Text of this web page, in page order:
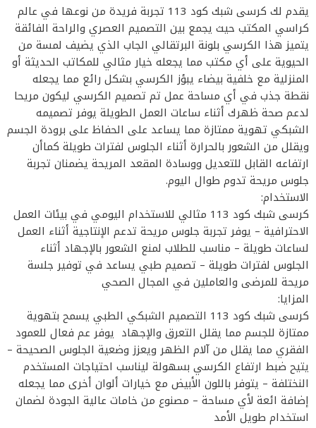
يقدم لك كرسى شبك كود 113 تجربة فريدة من نوعها في عالم
كراسي المكتب حيث يجمع بين التصميم العصري والراحة الفائقة
يتميز هذا الكرسي بلونة البرتقالي الجاب الذي يضيف لمسة من
الحيوية على أي مكتب مما يجعله خيار مثالي للمكاتب الحديثة أو
المنزلية مع خلفية بيضاء يبؤز الكرسي بشكل رائع مما يجعله
نقطة جذب في أي مساحة عمل تم تصميم الكرسي ليكون مريحا
لدعم صحة ظهرك أثناء ساعات العمل الطويلة يوفر تصميمه
الشبكي تهوية ممتازة مما يساعد على الحفاظ على برودة الجسم
ويقلل من الشعور بالحرارة أثناء الجلوس لفترات طويلة كماأن
ارتفاعه القابل للتعديل ووسادة المقعد المريحة يضمنان تجربة
جلوس مريحة تدوم طوال اليوم.
الاستخدام:
كرسى شبك كود 113 مثالي للاستخدام اليومي في بيئات العمل
الاحترافية – يوفر تجربة جلوس مريحة تدعم الإنتاجية أثناء العمل
لساعات طويلة – مناسب للطلاب لمنع الشعور بالإجهاد أثناء
الجلوس لفترات طويلة – تصميم طبي يساعد في توفير جلسة
مريحة للمرضى والعاملين في المجال الصحي
المزايا:
كرسى شبك كود 113 التصميم الشبكي الطبي يسمح بتهوية
ممتازة للجسم مما يقلل التعرق والإجهاد يوفر عم فعال للعمود
الفقري مما يقلل من آلام الظهر ويعزز وضعية الجلوس الصحيحة –
يتيح ضبط ارتفاع الكرسي بسهولة ليناسب احتياجات المستخدم
النختلفة – يتوفر باللون الأبيض مع خيارات ألوان أخرى مما يجعله
إضافة ائعة لأي مساحة – مصنوع من خامات عالية الجودة لضمان
استخدام طويل الأمد